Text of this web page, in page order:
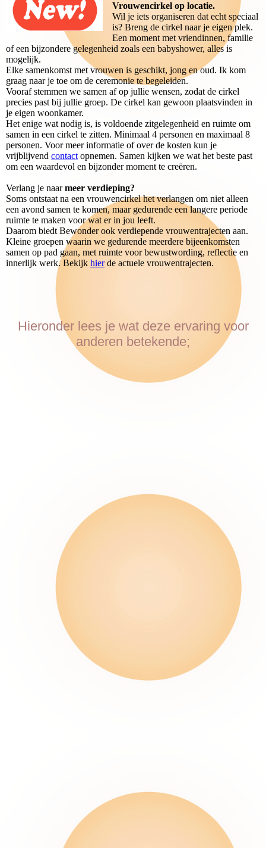
Vrouwencirkel op locatie.
Wil je iets organiseren dat echt speciaal
is? Breng de cirkel naar je eigen plek.
Een moment met vriendinnen, familie
of een bijzondere gelegenheid zoals een babyshower, alles is
mogelijk.
Elke samenkomst met vrouwen is geschikt, jong en oud. Ik kom
graag naar je toe om de ceremonie te begeleiden.
Vooraf stemmen we samen af op jullie wensen, zodat de cirkel
precies past bij jullie groep. De cirkel kan gewoon plaatsvinden in
je eigen woonkamer.
Het enige wat nodig is, is voldoende zitgelegenheid en ruimte om
samen in een cirkel te zitten. Minimaal 4 personen en maximaal 8
personen. Voor meer informatie of over de kosten kun je
vrijblijvend contact opnemen. Samen kijken we wat het beste past
om een waardevol en bijzonder moment te creëren.
Verlang je naarmeer verdieping?
Soms ontstaat na een vrouwencirkel het verlangen om niet alleen
een avond samen te komen, maar gedurende een langere periode
ruimte te maken voor wat er in jou leeft.
Daarom biedt Bewonder ook verdiepende vrouwentrajecten aan.
Kleine groepen waarin we gedurende meerdere bijeenkomsten
samen op pad gaan, met ruimte voor bewustwording, reflectie en
innerlijk werk. Bekijk hierde actuele vrouwentrajecten.
Hieronder lees je wat deze ervaring voor
anderen betekende;